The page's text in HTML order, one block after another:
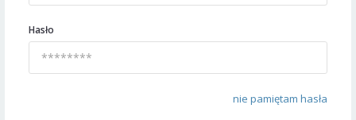
Hasło
nie pamiętam hasła